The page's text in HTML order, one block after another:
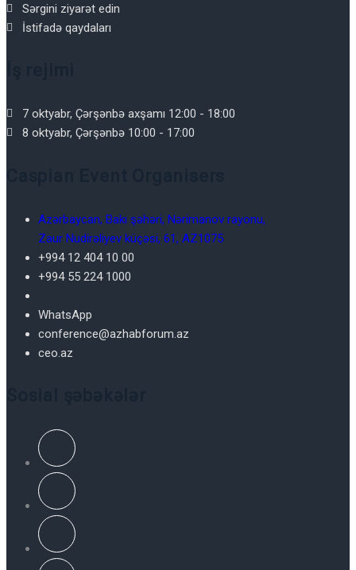
Sərgini ziyarət edin
İstifadə qaydaları
7 oktyabr, Çərşənbə axşamı 12:00 - 18:00
8 oktyabr, Çərşənbə 10:00 - 17:00
Azərbaycan, Bakı şəhəri, Nərimanov rayonu,
Zaur Nudirəliyev küçəsi, 61, AZ1075
+994 12 404 10 00
+994 55 224 1000
WhatsApp
conference@azhabforum.az
ceo.az